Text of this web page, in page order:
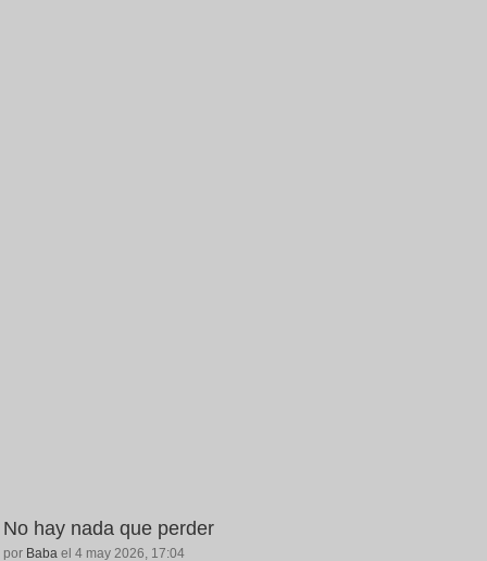
No hay nada que perder
por Baba el 4 may 2026, 17:04